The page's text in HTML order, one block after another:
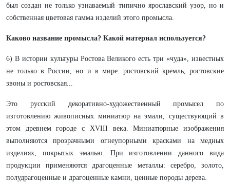
был создан не только узнаваемый типично ярославский узор, но и
собственная цветовая гамма изделий этого промысла.
Каково название промысла? Какой материал используется?
6) В истории культуры Ростова Великого есть три «чуда», известных
не только в России, но и в мире: ростовский кремль, ростовские
звоны и ростовская...
Это русский декоративно-художественный промысел по
изготовлению живописных миниатюр на эмали, существующий в
этом древнем городе с XVIII века. Миниатюрные изображения
выполняются прозрачными огнеупорными красками на медных
изделиях, покрытых эмалью. При изготовлении данного вида
продукции применяются драгоценные металлы: серебро, золото,
полудрагоценные и драгоценные камни, ценные породы дерева.